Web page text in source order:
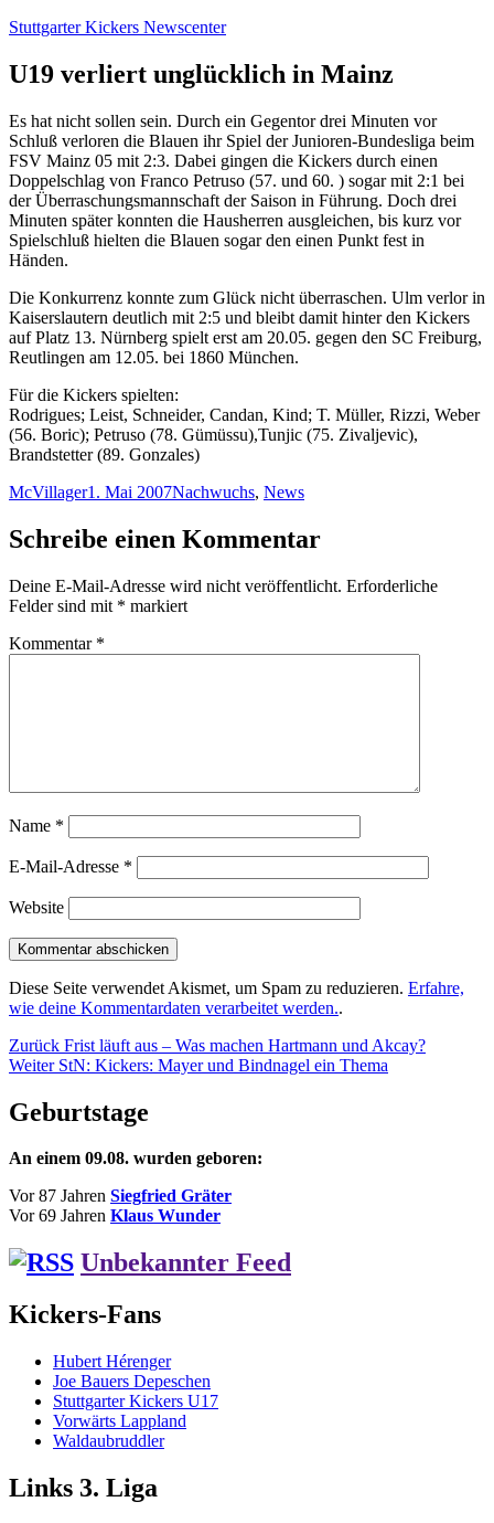
Zum
springen
Stuttgarter Kickers Newscenter
U19 verliert unglücklich in Mainz
Es hat nicht sollen sein. Durch ein Gegentor drei Minuten vor
Schluß verloren die Blauen ihr Spiel der Junioren-Bundesliga beim
FSV Mainz 05 mit 2:3. Dabei gingen die Kickers durch einen
Doppelschlag von Franco Petruso (57. und 60. ) sogar mit 2:1 bei
der Überraschungsmannschaft der Saison in Führung. Doch drei
Minuten später konnten die Hausherren ausgleichen, bis kurz vor
Spielschluß hielten die Blauen sogar den einen Punkt fest in
Händen.
Die Konkurrenz konnte zum Glück nicht überraschen. Ulm verlor in
Kaiserslautern deutlich mit 2:5 und bleibt damit hinter den Kickers
auf Platz 13. Nürnberg spielt erst am 20.05. gegen den SC Freiburg,
Reutlingen am 12.05. bei 1860 München.
Für die Kickers spielten:
Rodrigues; Leist, Schneider, Candan, Kind; T. Müller, Rizzi, Weber
(56. Boric); Petruso (78. Gümüssu),Tunjic (75. Zivaljevic),
Brandstetter (89. Gonzales)
Autor
McVillagerVeröffentlicht
1. Mai 2007Kategorien
Nachwuchs, News
Schreibe einen Kommentar
Deine E-Mail-Adresse wird nicht veröffentlicht. Erforderliche
Felder sind mit * markiert
Kommentar *
Name *
E-Mail-Adresse *
Website
Diese Seite verwendet Akismet, um Spam zu reduzieren. Erfahre,
wie deine Kommentardaten verarbeitet werden..
Beitragsnavigation
Zurück Vorheriger
Beitrag:
Frist läuft aus – Was machen Hartmann und Akcay?
Weiter Nächster
StN: Kickers: Mayer und Bindnagel ein Thema
Geburtstage
An einem 09.08. wurden geboren:
Vor 87 Jahren Siegfried Gräter
Vor 69 Jahren Klaus Wunder
Unbekannter Feed
Kickers-Fans
Hubert Hérenger
Joe Bauers Depeschen
Stuttgarter Kickers U17
Vorwärts Lappland
Waldaubruddler
Links 3. Liga